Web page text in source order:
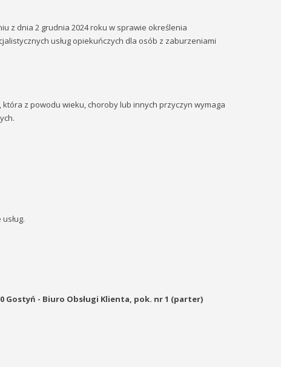
z dnia 2 grudnia 2024 roku w sprawie określenia
usług opiekuńczych dla osób z zaburzeniami
z powodu wieku, choroby lub innych przyczyn wymaga
Gostyń - Biuro Obsługi Klienta, pok. nr 1 (parter)